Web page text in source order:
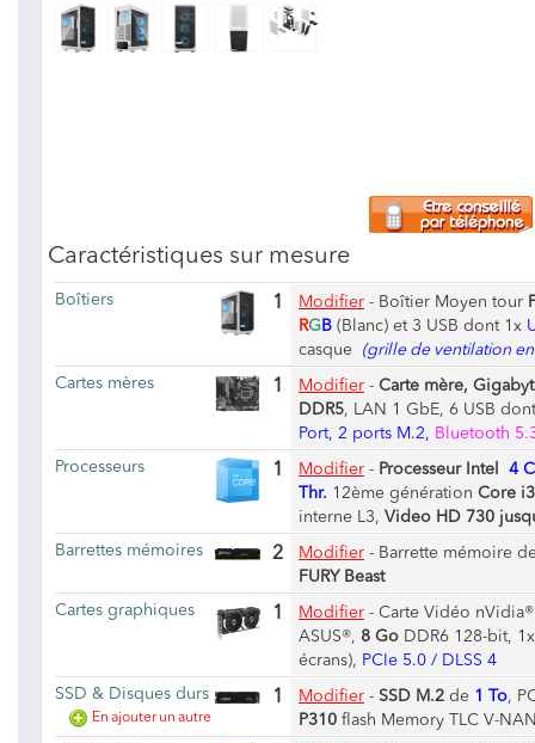
Caractéristiques sur mesure
Boîtiers 1 Modifier - Boîtier Moyen tour
RGB (Blanc) et 3 USB dont 1x
casque (grille de ventilation
Cartes mères
1 Modifier - Carte mère,
DDR5, LAN 1 GbE, 6 USB
Port, 2 ports M.2, Bluetooth
Processeurs
1 Modifier - Processeur Intel 4
Thr. 12ème génération Core
interne L3, Video HD 730
Barrettes mémoires
2 Modifier - Barrette mémoire
FURY Beast
Cartes graphiques
1 Modifier - Carte Vidéo
ASUS®, 8 Go DDR6 128-bit,
écrans), PCIe 5.0 / DLSS 4
SSD & Disques durs
En ajouter un autre
1 Modifier - SSD M.2 de 1 To,
P310 flash Memory TLC V-